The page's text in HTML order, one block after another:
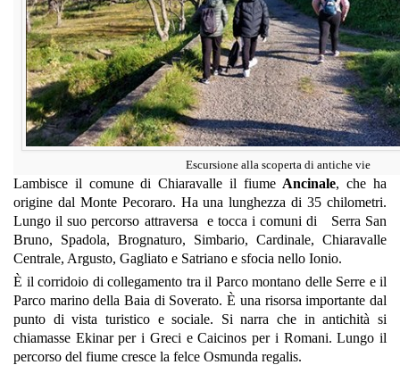
Escursione alla scoperta di antiche vie
Lambisce il comune di Chiaravalle il fiume Ancinale, che ha
origine dal Monte Pecoraro. Ha una lunghezza di 35 chilometri.
Lungo il suo percorso attraversa e tocca i comuni di Serra San
Bruno, Spadola, Brognaturo, Simbario, Cardinale, Chiaravalle
Centrale, Argusto, Gagliato e Satriano e sfocia nello Ionio.
È il corridoio di collegamento tra il Parco montano delle Serre e il
Parco marino della Baia di Soverato. È una risorsa importante dal
punto di vista turistico e sociale. Si narra che in antichità si
chiamasse Ekinar per i Greci e Caicinos per i Romani. Lungo il
percorso del fiume cresce la felce Osmunda regalis.